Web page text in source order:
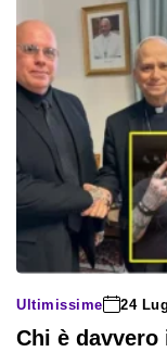
Ultimissime 24
Chi è davvero